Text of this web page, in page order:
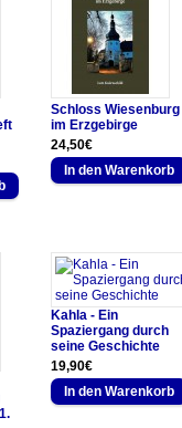
Schloss Wiesenburg
im Erzgebirge
24,50€
Kahla - Ein
Spaziergang durch
seine Geschichte
19,90€